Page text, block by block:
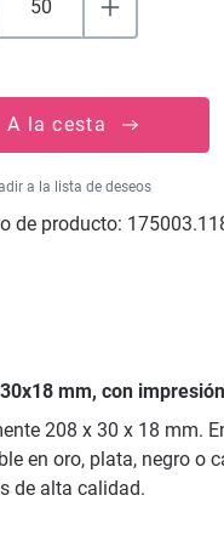
A la cesta
a la lista de deseos
de producto:
mm, con
208 x 30 x 18 mm.
en oro, plata, negro o
de alta calidad.